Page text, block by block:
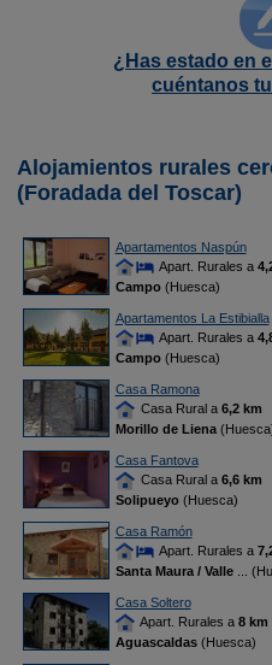
¿Has estado en
cuéntanos
Alojamientos rurales
(Foradada del Toscar)
Apartamentos Naspún
Apart. Rurales a
Campo(Huesca)
Apartamentos La Estibialla
Apart. Rurales a
Campo(Huesca)
Casa Ramona
Casa Rural a 6,2 km
Morillo de Liena
Casa Fantova
Casa Rural a 6,6 km
Solipueyo(Huesca)
Casa Ramón
Apart. Rurales a
Santa Maura / Valle
...
Casa Soltero
Apart. Rurales a 8 km
Aguascaldas(Huesca)